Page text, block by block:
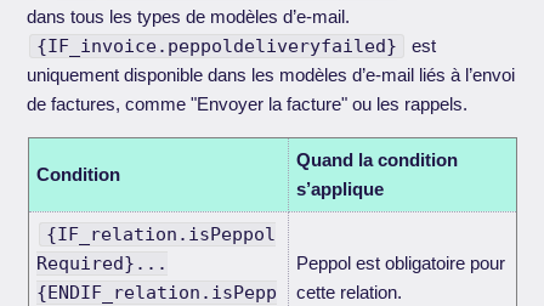
dans tous les types de modèles d’e-mail.
{IF_invoice.peppoldeliveryfailed}
est
uniquement disponible dans les modèles d’e-mail liés à l’envoi
de factures, comme "Envoyer la facture" ou les rappels.
Condition
Quand la condition
s’applique
{IF_relation.isPeppol
Required}...
{ENDIF_relation.isPepp
Peppol est obligatoire pour
cette relation.